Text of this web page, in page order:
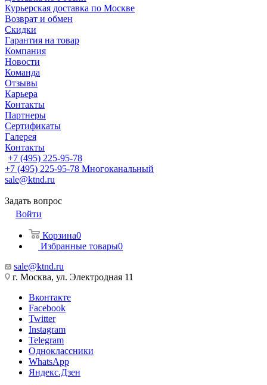
Курьерская доставка по Москве
Возврат и обмен
Скидки
Гарантия на товар
Компания
Новости
Команда
Отзывы
Карьера
Контакты
Партнеры
Сертификаты
Галерея
Контакты
+7 (495) 225-95-78
+7 (495) 225-95-78 Многоканальный
sale@ktnd.ru
Задать вопрос
Войти
Корзина0
Избранные товары0
sale@ktnd.ru
г. Москва, ул. Электродная 11
Вконтакте
Facebook
Twitter
Instagram
Telegram
Одноклассники
WhatsApp
Яндекс.Дзен